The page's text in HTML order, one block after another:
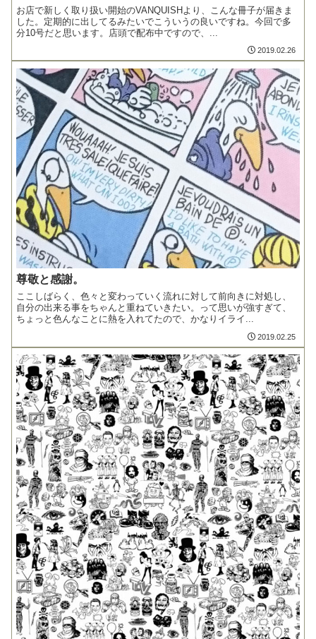
お店で新しく取り扱い開始のVANQUISHより、こんな冊子が届きま
した。定期的に出してるみたいでこういうの良いですね。今回で多
分10号だと思います。店頭で配布中ですので、...
2019.02.26
尊敬と感謝。
ここしばらく、色々と変わっていく流れに対して前向きに対処し、
自分の出来る事をちゃんと重ねていきたい。って思いが強すぎて、
ちょっと色んなことに熱を入れてたので、かなりイライ...
2019.02.25